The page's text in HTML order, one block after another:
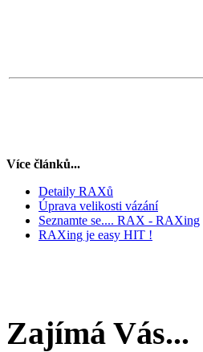
Více článků...
Detaily RAXů
Úprava velikosti vázání
Seznamte se.... RAX - RAXing
RAXing je easy HIT !
Zajímá Vás...